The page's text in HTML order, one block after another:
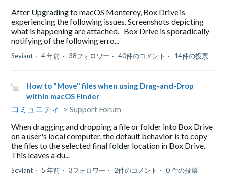
After Upgrading to macOS Monterey, Box Drive is
experiencing the following issues. Screenshots depicting
what is happening are attached. Box Drive is sporadically
notifying of the following erro...
Seviant 4 年前 38フォロワー 40件のコメント 14件の投票
How to "Move" files when using Drag-and-Drop
within macOS Finder
コミュニティ
Support Forum
When dragging and dropping a file or folder into Box Drive
on a user's local computer, the default behavior is to copy
the files to the selected final folder location in Box Drive.
This leaves a du...
Seviant 5 年前 3フォロワー 2件のコメント 0 件の投票